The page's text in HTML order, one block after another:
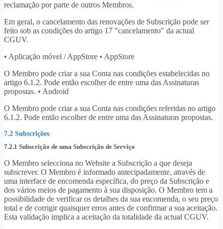
reclamação por parte de outros Membros.
Em geral, o cancelamento das renovações de Subscrição pode ser
feito sob as condições do artigo 17 "cancelamento" da actual
CGUV.
• Aplicação móvel / AppStore • AppStore
O Membro pode criar a sua Conta nas condições estabelecidas no
artigo 6.1.2. Pode então escolher de entre uma das Assinaturas
propostas. • Android
O Membro pode criar a sua Conta nas condições referidas no artigo
6.1.2. Pode então escolher de entre uma das Assinaturas propostas.
7.2 Subscrições
7.2.1 Subscrição de uma Subscrição de Serviço
O Membro selecciona no Website a Subscrição a que deseja
subscrever. O Membro é informado antecipadamente, através de
uma interface de encomenda específica, do preço da Subscrição e
dos vários meios de pagamento à sua disposição. O Membro tem a
possibilidade de verificar os detalhes da sua encomenda, o seu preço
total e de corrigir quaisquer erros antes de confirmar a sua aceitação.
Esta validação implica a aceitação da totalidade da actual CGUV.